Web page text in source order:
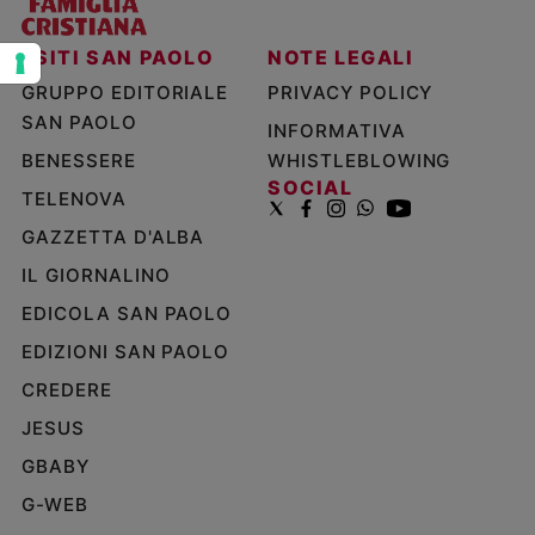
Policy
Chi
siamo
Pubblicità
Registrati
Social
I SITI SAN PAOLO
GRUPPO EDITORIALE
SAN PAOLO
BENESSERE
TELENOVA
GAZZETTA D'ALBA
IL GIORNALINO
EDICOLA SAN PAOLO
EDIZIONI SAN PAOLO
CREDERE
JESUS
GBABY
G-WEB
NOTE LEGALI
PRIVACY POLICY
INFORMATIVA
WHISTLEBLOWING
SOCIAL